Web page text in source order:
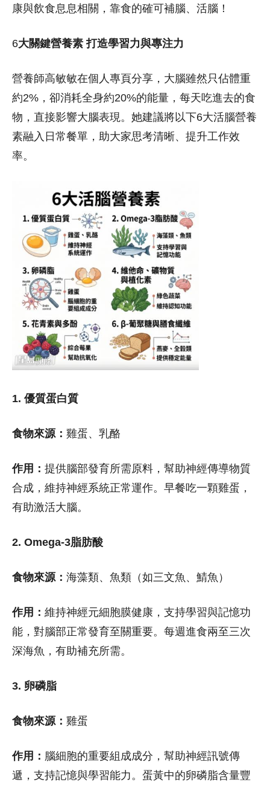
康與飲食息息相關，靠食的確可補腦、活腦！
6大關鍵營養素 打造學習力與專注力
營養師高敏敏在個人專頁分享，大腦雖然只佔體重
約2%，卻消耗全身約20%的能量，每天吃進去的食
物，直接影響大腦表現。她建議將以下6大活腦營養
素融入日常餐單，助大家思考清晰、提升工作效
率。
1. 優質蛋白質
食物來源： 雞蛋、乳酪
作用： 提供腦部發育所需原料，幫助神經傳導物質
合成，維持神經系統正常運作。早餐吃一顆雞蛋，
有助激活大腦。
2. Omega-3脂肪酸
食物來源： 海藻類、魚類（如三文魚、鯖魚）
作用： 維持神經元細胞膜健康，支持學習與記憶功
能，對腦部正常發育至關重要。每週進食兩至三次
深海魚，有助補充所需。
3. 卵磷脂
食物來源： 雞蛋
作用： 腦細胞的重要組成成分，幫助神經訊號傳
遞，支持記憶與學習能力。蛋黃中的卵磷脂含量豐